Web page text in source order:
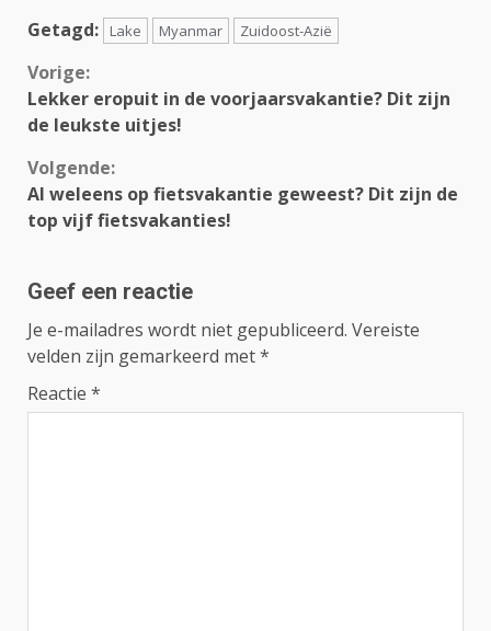
Getagd:
Lake Myanmar Zuidoost-Azië
Continue
Reading
Vorige:
Lekker eropuit in de voorjaarsvakantie? Dit zijn
de leukste uitjes!
Volgende:
Al weleens op fietsvakantie geweest? Dit zijn de
top vijf fietsvakanties!
Geef een reactie
Je e-mailadres wordt niet gepubliceerd. Vereiste
velden zijn gemarkeerd met*
Reactie *